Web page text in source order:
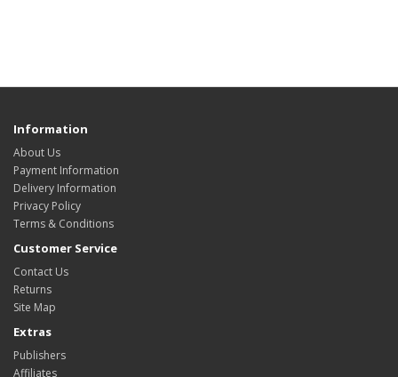
Information
About Us
Payment Information
Delivery Information
Privacy Policy
Terms & Conditions
Customer Service
Contact Us
Returns
Site Map
Extras
Publishers
Affiliates